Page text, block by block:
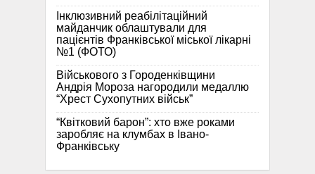
Інклюзивний реабілітаційний
майданчик облаштували для
пацієнтів Франківської міської лікарні
№1 (ФОТО)
Військового з Городенківщини
Андрія Мороза нагородили медаллю
“Хрест Сухопутних військ”
“Квітковий барон”: хто вже роками
заробляє на клумбах в Івано-
Франківську